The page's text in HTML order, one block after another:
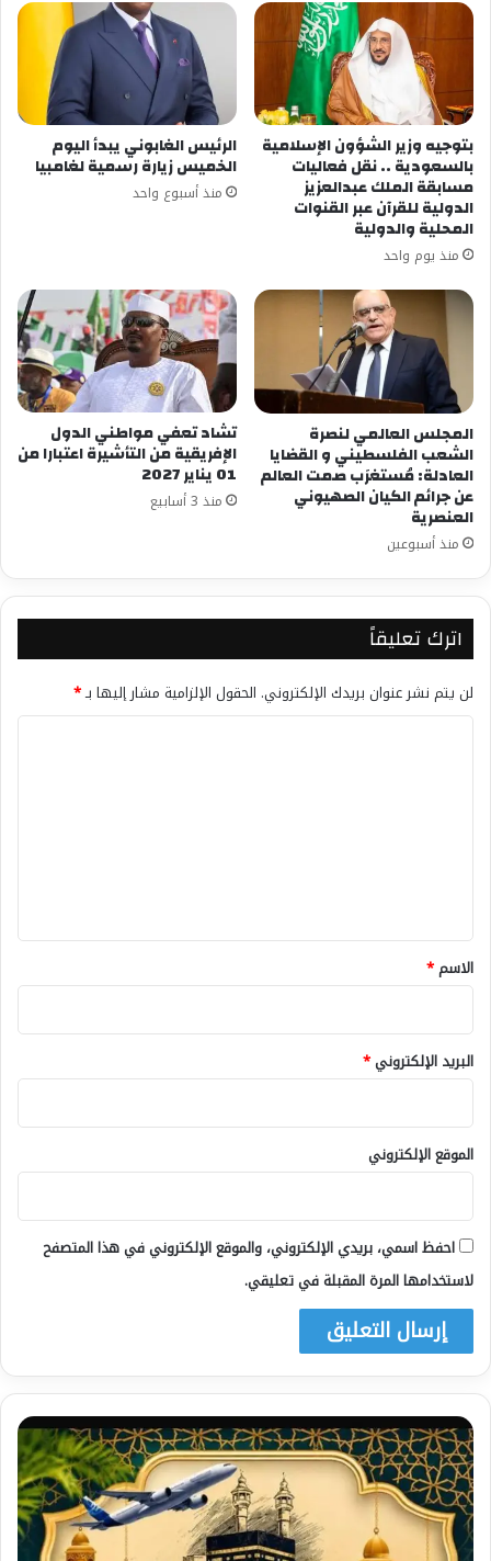
بتوجيه وزير الشؤون الإسلامية
بالسعودية .. نقل فعاليات
مسابقة الملك عبدالعزيز
الدولية للقرآن عبر القنوات
المحلية والدولية
منذ يوم واحد
الرئيس الغابوني يبدأ اليوم
الخميس زيارة رسمية لغامبيا
منذ أسبوع واحد
المجلس العالمي لنصرة
الشعب الفلسطيني و القضايا
العادلة: مُستغرَب صمت العالم
عن جرائم الكيان الصهيوني
العنصرية
منذ أسبوعين
تشاد تعفي مواطني الدول
الإفريقية من التأشيرة اعتبارا من
01 يناير 2027
منذ 3 أسابيع
اترك تعليقاً
لن يتم نشر عنوان بريدك الإلكتروني. الحقول الإلزامية مشار إليها بـ*
*
الاسم*
البريد الإلكتروني*
الموقع الإلكتروني
احفظ اسمي، بريدي الإلكتروني، والموقع الإلكتروني في هذا المتصفح
لاستخدامها المرة المقبلة في تعليقي.